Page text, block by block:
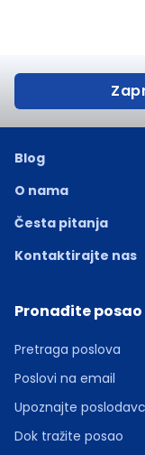
Blog
O nama
Česta pitanja
Kontaktirajte nas
Pronađite posao
Pretraga poslova
Poslovi na email
Upoznajte
Dok tražite posao